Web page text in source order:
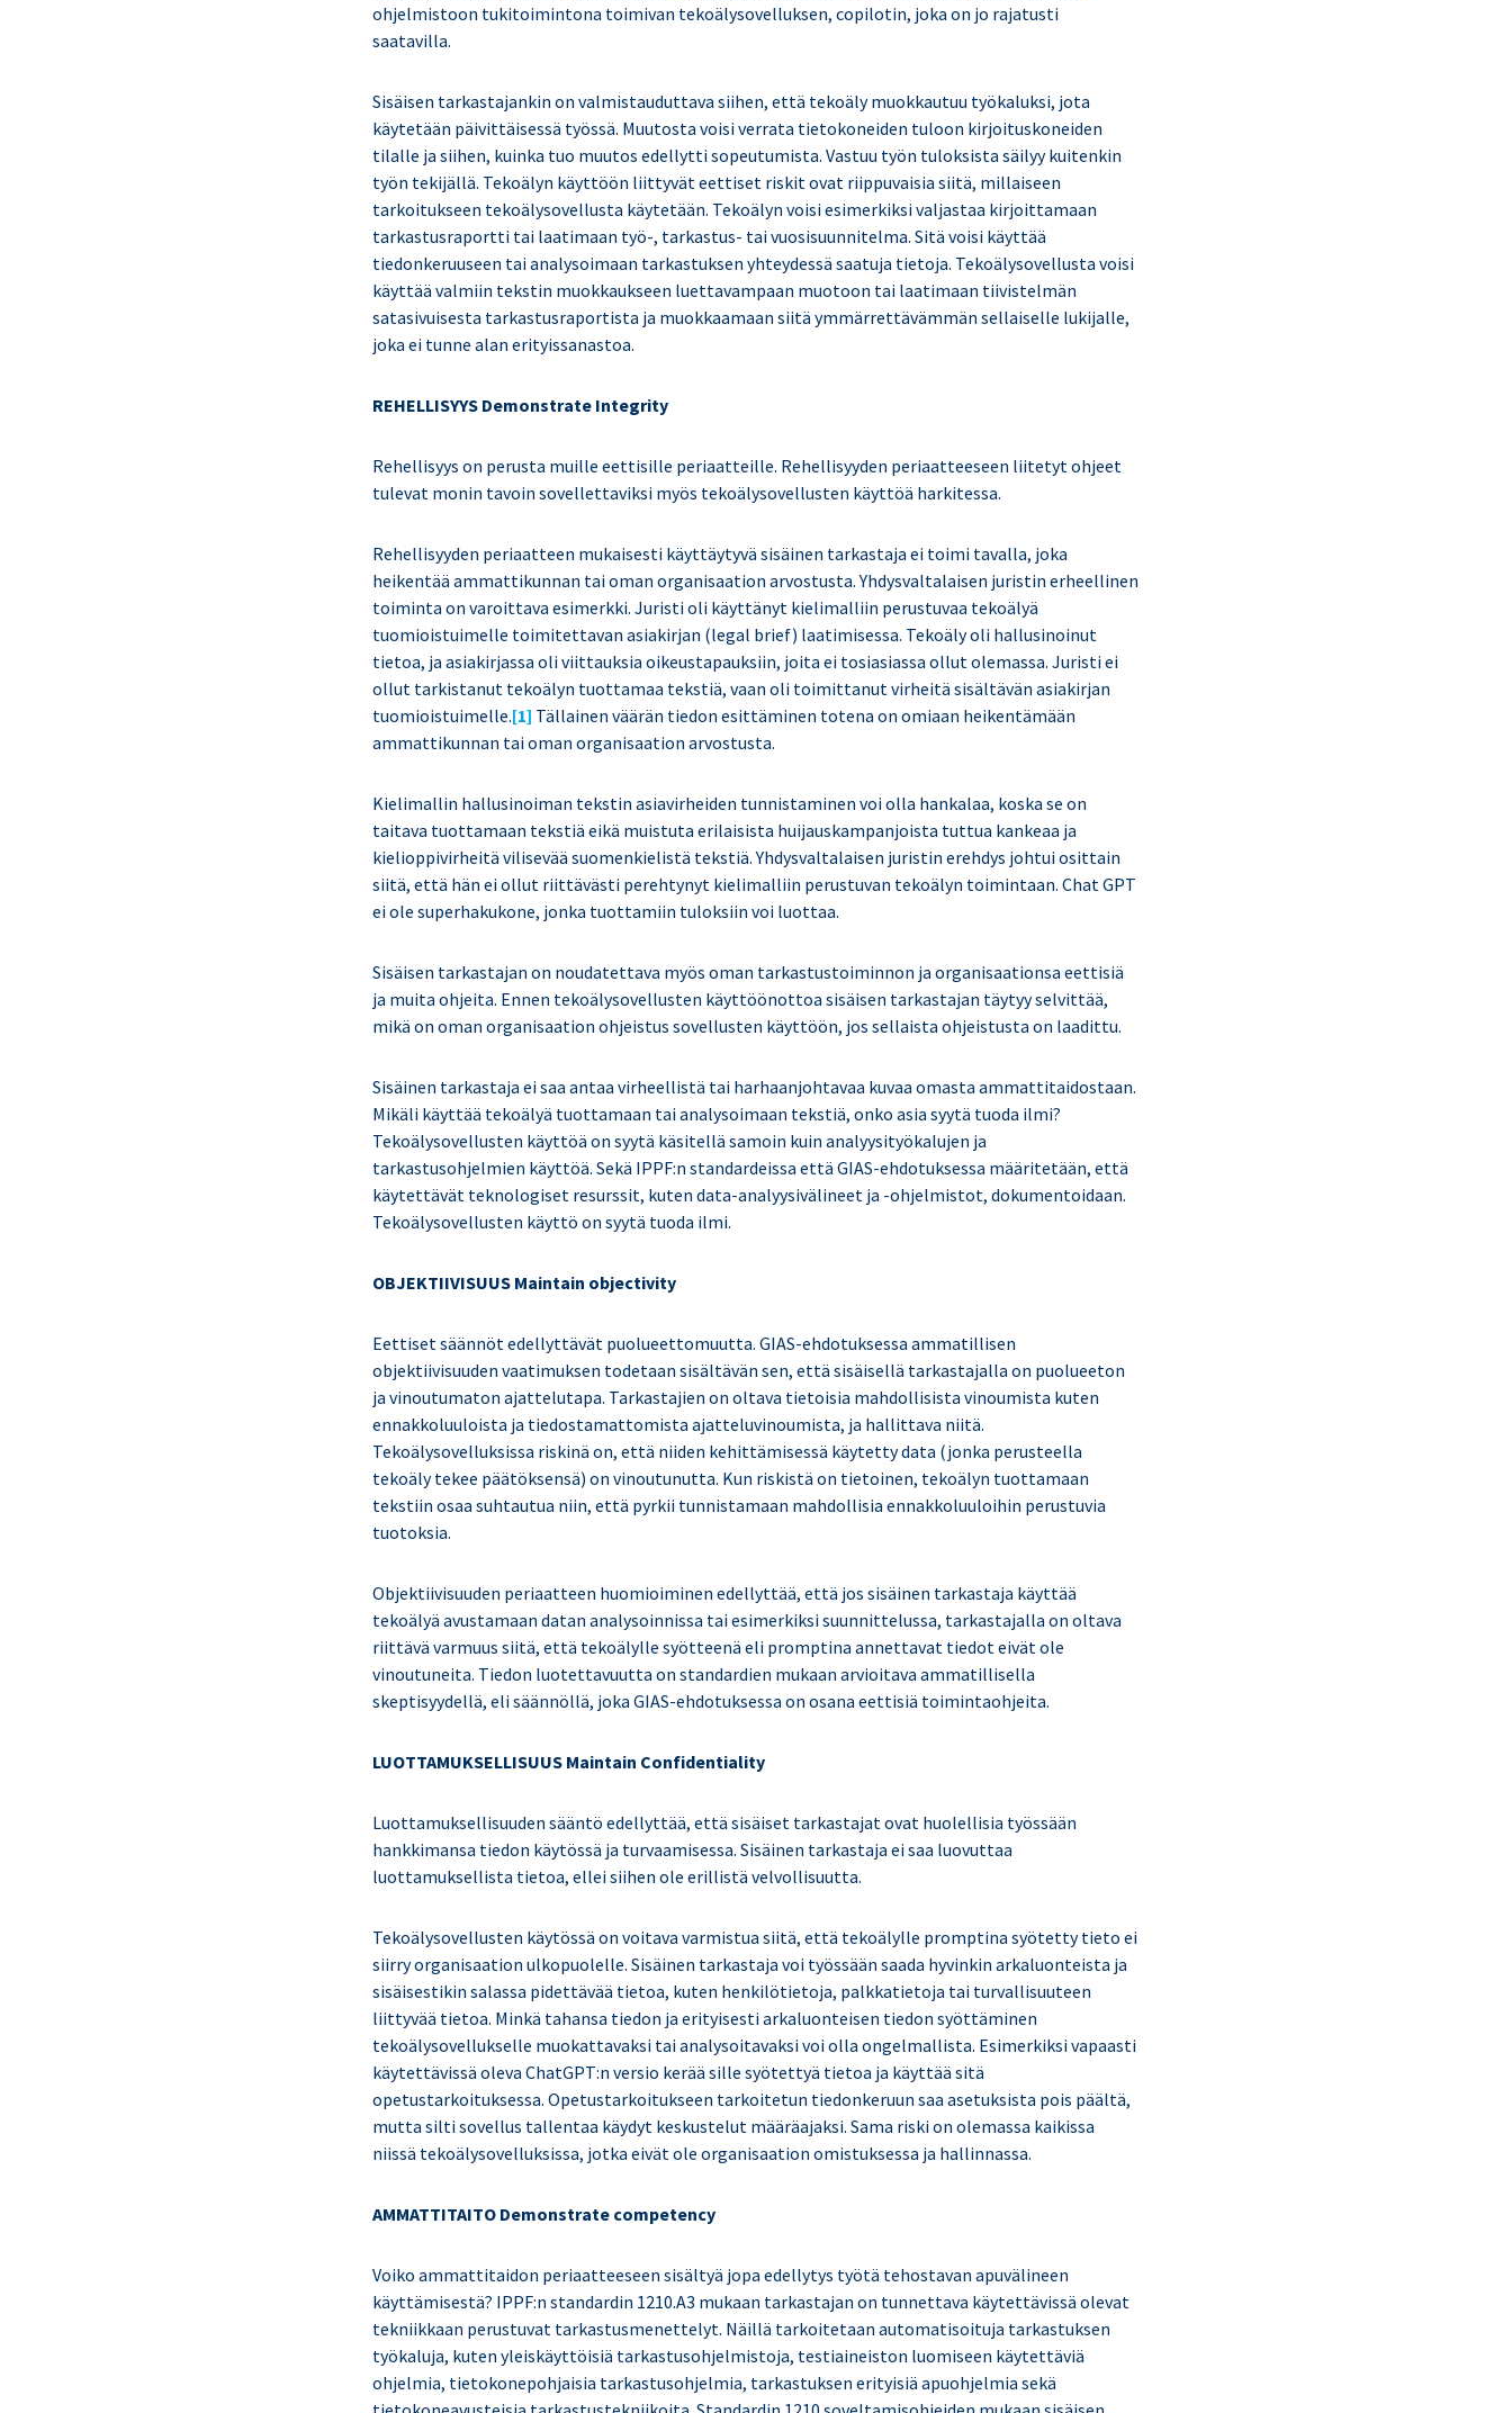
ohjelmistoon tukitoimintona toimivan tekoälysovelluksen, copilotin, joka on jo rajatusti
saatavilla.
Sisäisen tarkastajankin on valmistauduttava siihen, että tekoäly muokkautuu työkaluksi, jota
käytetään päivittäisessä työssä. Muutosta voisi verrata tietokoneiden tuloon kirjoituskoneiden
tilalle ja siihen, kuinka tuo muutos edellytti sopeutumista. Vastuu työn tuloksista säilyy kuitenkin
työn tekijällä. Tekoälyn käyttöön liittyvät eettiset riskit ovat riippuvaisia siitä, millaiseen
tarkoitukseen tekoälysovellusta käytetään. Tekoälyn voisi esimerkiksi valjastaa kirjoittamaan
tarkastusraportti tai laatimaan työ-, tarkastus- tai vuosisuunnitelma. Sitä voisi käyttää
tiedonkeruuseen tai analysoimaan tarkastuksen yhteydessä saatuja tietoja. Tekoälysovellusta voisi
käyttää valmiin tekstin muokkaukseen luettavampaan muotoon tai laatimaan tiivistelmän
satasivuisesta tarkastusraportista ja muokkaamaan siitä ymmärrettävämmän sellaiselle lukijalle,
joka ei tunne alan erityissanastoa.
REHELLISYYS Demonstrate Integrity
Rehellisyys on perusta muille eettisille periaatteille. Rehellisyyden periaatteeseen liitetyt ohjeet
tulevat monin tavoin sovellettaviksi myös tekoälysovellusten käyttöä harkitessa.
Rehellisyyden periaatteen mukaisesti käyttäytyvä sisäinen tarkastaja ei toimi tavalla, joka
heikentää ammattikunnan tai oman organisaation arvostusta. Yhdysvaltalaisen juristin erheellinen
toiminta on varoittava esimerkki. Juristi oli käyttänyt kielimalliin perustuvaa tekoälyä
tuomioistuimelle toimitettavan asiakirjan (legal brief) laatimisessa. Tekoäly oli hallusinoinut
tietoa, ja asiakirjassa oli viittauksia oikeustapauksiin, joita ei tosiasiassa ollut olemassa. Juristi ei
ollut tarkistanut tekoälyn tuottamaa tekstiä, vaan oli toimittanut virheitä sisältävän asiakirjan
tuomioistuimelle.[1] Tällainen väärän tiedon esittäminen totena on omiaan heikentämään
ammattikunnan tai oman organisaation arvostusta.
Kielimallin hallusinoiman tekstin asiavirheiden tunnistaminen voi olla hankalaa, koska se on
taitava tuottamaan tekstiä eikä muistuta erilaisista huijauskampanjoista tuttua kankeaa ja
kielioppivirheitä vilisevää suomenkielistä tekstiä. Yhdysvaltalaisen juristin erehdys johtui osittain
siitä, että hän ei ollut riittävästi perehtynyt kielimalliin perustuvan tekoälyn toimintaan. Chat GPT
ei ole superhakukone, jonka tuottamiin tuloksiin voi luottaa.
Sisäisen tarkastajan on noudatettava myös oman tarkastustoiminnon ja organisaationsa eettisiä
ja muita ohjeita. Ennen tekoälysovellusten käyttöönottoa sisäisen tarkastajan täytyy selvittää,
mikä on oman organisaation ohjeistus sovellusten käyttöön, jos sellaista ohjeistusta on laadittu.
Sisäinen tarkastaja ei saa antaa virheellistä tai harhaanjohtavaa kuvaa omasta ammattitaidostaan.
Mikäli käyttää tekoälyä tuottamaan tai analysoimaan tekstiä, onko asia syytä tuoda ilmi?
Tekoälysovellusten käyttöä on syytä käsitellä samoin kuin analyysityökalujen ja
tarkastusohjelmien käyttöä. Sekä IPPF:n standardeissa että GIAS-ehdotuksessa määritetään, että
käytettävät teknologiset resurssit, kuten data-analyysivälineet ja -ohjelmistot, dokumentoidaan.
Tekoälysovellusten käyttö on syytä tuoda ilmi.
OBJEKTIIVISUUS Maintain objectivity
Eettiset säännöt edellyttävät puolueettomuutta. GIAS-ehdotuksessa ammatillisen
objektiivisuuden vaatimuksen todetaan sisältävän sen, että sisäisellä tarkastajalla on puolueeton
ja vinoutumaton ajattelutapa. Tarkastajien on oltava tietoisia mahdollisista vinoumista kuten
ennakkoluuloista ja tiedostamattomista ajatteluvinoumista, ja hallittava niitä.
Tekoälysovelluksissa riskinä on, että niiden kehittämisessä käytetty data (jonka perusteella
tekoäly tekee päätöksensä) on vinoutunutta. Kun riskistä on tietoinen, tekoälyn tuottamaan
tekstiin osaa suhtautua niin, että pyrkii tunnistamaan mahdollisia ennakkoluuloihin perustuvia
tuotoksia.
Objektiivisuuden periaatteen huomioiminen edellyttää, että jos sisäinen tarkastaja käyttää
tekoälyä avustamaan datan analysoinnissa tai esimerkiksi suunnittelussa, tarkastajalla on oltava
riittävä varmuus siitä, että tekoälylle syötteenä eli promptina annettavat tiedot eivät ole
vinoutuneita. Tiedon luotettavuutta on standardien mukaan arvioitava ammatillisella
skeptisyydellä, eli säännöllä, joka GIAS-ehdotuksessa on osana eettisiä toimintaohjeita.
LUOTTAMUKSELLISUUS Maintain Confidentiality
Luottamuksellisuuden sääntö edellyttää, että sisäiset tarkastajat ovat huolellisia työssään
hankkimansa tiedon käytössä ja turvaamisessa. Sisäinen tarkastaja ei saa luovuttaa
luottamuksellista tietoa, ellei siihen ole erillistä velvollisuutta.
Tekoälysovellusten käytössä on voitava varmistua siitä, että tekoälylle promptina syötetty tieto ei
siirry organisaation ulkopuolelle. Sisäinen tarkastaja voi työssään saada hyvinkin arkaluonteista ja
sisäisestikin salassa pidettävää tietoa, kuten henkilötietoja, palkkatietoja tai turvallisuuteen
liittyvää tietoa. Minkä tahansa tiedon ja erityisesti arkaluonteisen tiedon syöttäminen
tekoälysovellukselle muokattavaksi tai analysoitavaksi voi olla ongelmallista. Esimerkiksi vapaasti
käytettävissä oleva ChatGPT:n versio kerää sille syötettyä tietoa ja käyttää sitä
opetustarkoituksessa. Opetustarkoitukseen tarkoitetun tiedonkeruun saa asetuksista pois päältä,
mutta silti sovellus tallentaa käydyt keskustelut määräajaksi. Sama riski on olemassa kaikissa
niissä tekoälysovelluksissa, jotka eivät ole organisaation omistuksessa ja hallinnassa.
AMMATTITAITO Demonstrate competency
Voiko ammattitaidon periaatteeseen sisältyä jopa edellytys työtä tehostavan apuvälineen
käyttämisestä? IPPF:n standardin 1210.A3 mukaan tarkastajan on tunnettava käytettävissä olevat
tekniikkaan perustuvat tarkastusmenettelyt. Näillä tarkoitetaan automatisoituja tarkastuksen
työkaluja, kuten yleiskäyttöisiä tarkastusohjelmistoja, testiaineiston luomiseen käytettäviä
ohjelmia, tietokonepohjaisia tarkastusohjelmia, tarkastuksen erityisiä apuohjelmia sekä